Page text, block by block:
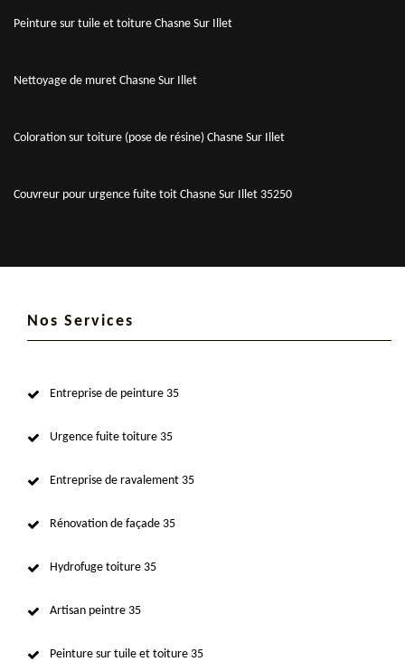
Peinture sur tuile et toiture Chasne Sur Illet
Nettoyage de muret Chasne Sur Illet
Coloration sur toiture (pose de résine) Chasne Sur Illet
Couvreur pour urgence fuite toit Chasne Sur Illet 35250
Nos Services
Entreprise de peinture 35
Urgence fuite toiture 35
Entreprise de ravalement 35
Rénovation de façade 35
Hydrofuge toiture 35
Artisan peintre 35
Peinture sur tuile et toiture 35